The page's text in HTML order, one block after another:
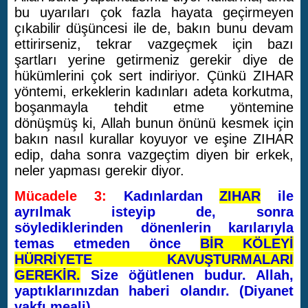
bu uyarıları çok fazla hayata geçirmeyen
çıkabilir düşüncesi ile de, bakın bunu devam
ettirirseniz, tekrar vazgeçmek için bazı
şartları yerine getirmeniz gerekir diye de
hükümlerini çok sert indiriyor. Çünkü ZIHAR
yöntemi, erkeklerin kadınları adeta korkutma,
boşanmayla tehdit etme yöntemine
dönüşmüş ki, Allah bunun önünü kesmek için
bakın nasıl kurallar koyuyor ve eşine ZIHAR
edip, daha sonra vazgeçtim diyen bir erkek,
neler yapması gerekir diyor.
Mücadele 3: KadınlardanZIHAR ile
ayrılmak isteyip de, sonra
söylediklerinden dönenlerin karılarıyla
temas etmeden önce BİR KÖLEYİ
HÜRRİYETE KAVUŞTURMALARI
GEREKİR. Size öğütlenen budur. Allah,
yaptıklarınızdan haberi olandır. (Diyanet